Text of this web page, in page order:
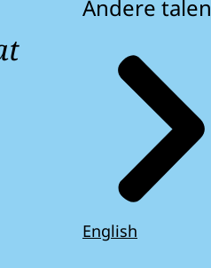
Andere talen
English